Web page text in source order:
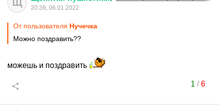
Щ 20:39, 06.01.2022
От пользователя Нучечка
Можно поздравить??
можешь и поздравить
1 /6